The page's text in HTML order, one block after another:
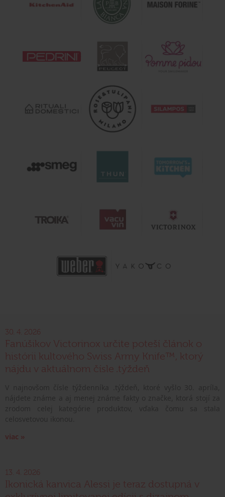
30. 4. 2026
Fanúšikov Victorinox určite poteší článok o
histórii kultového Swiss Army Knife™, ktorý
nájdu v aktuálnom čísle .týždeň
viac »
13. 4. 2026
Ikonická kanvica Alessi je teraz dostupná v